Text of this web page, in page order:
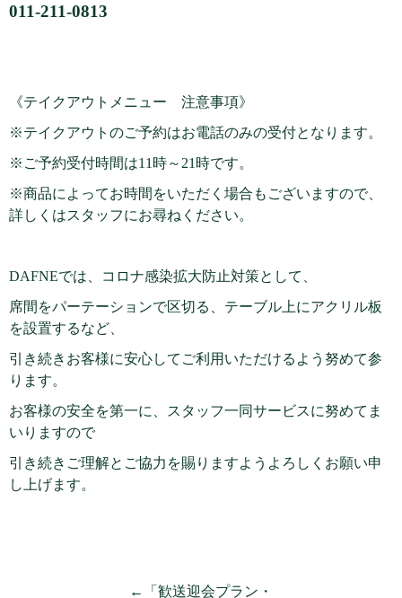
011-211-0813
《テイクアウトメニュー 注意事項》
※テイクアウトのご予約はお電話のみの受付となります。
※ご予約受付時間は11時～21時です。
※商品によってお時間をいただく場合もございますので、
詳しくはスタッフにお尋ねください。
DAFNEでは、コロナ感染拡大防止対策として、
席間をパーテーションで区切る、テーブル上にアクリル板
を設置するなど、
引き続きお客様に安心してご利用いただけるよう努めて参
ります。
お客様の安全を第一に、スタッフ一同サービスに努めてま
いりますので
引き続きご理解とご協力を賜りますようよろしくお願い申
し上げます。
←「歓送迎会プラン・